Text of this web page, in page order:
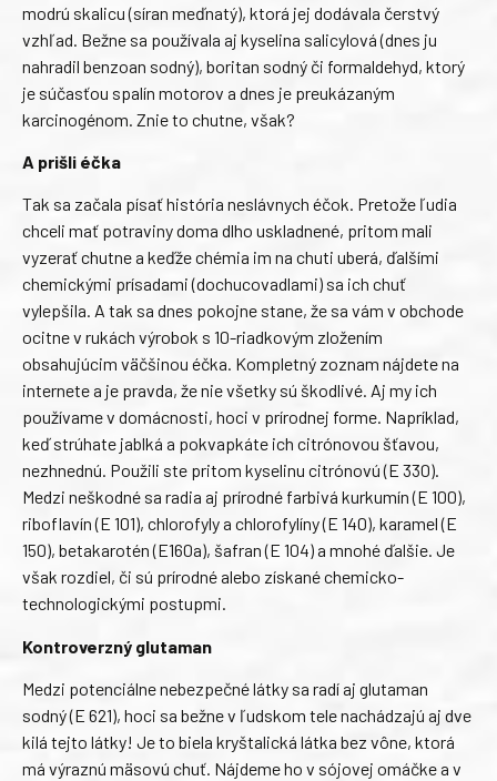
modrú skalicu (síran meďnatý), ktorá jej dodávala čerstvý
vzhľad. Bežne sa používala aj kyselina salicylová (dnes ju
nahradil benzoan sodný), boritan sodný či formaldehyd, ktorý
je súčasťou spalín motorov a dnes je preukázaným
karcinogénom. Znie to chutne, však?
A prišli éčka
Tak sa začala písať história neslávnych éčok. Pretože ľudia
chceli mať potraviny doma dlho uskladnené, pritom mali
vyzerať chutne a keďže chémia im na chuti uberá, ďalšími
chemickými prísadami (dochucovadlami) sa ich chuť
vylepšila. A tak sa dnes pokojne stane, že sa vám v obchode
ocitne v rukách výrobok s 10-riadkovým zložením
obsahujúcim väčšinou éčka. Kompletný zoznam nájdete na
internete a je pravda, že nie všetky sú škodlivé. Aj my ich
používame v domácnosti, hoci v prírodnej forme. Napríklad,
keď strúhate jablká a pokvapkáte ich citrónovou šťavou,
nezhnednú. Použili ste pritom kyselinu citrónovú (E 330).
Medzi neškodné sa radia aj prírodné farbivá kurkumín (E 100),
riboflavín (E 101), chlorofyly a chlorofylíny (E 140), karamel (E
150), betakarotén (E160a), šafran (E 104) a mnohé ďalšie. Je
však rozdiel, či sú prírodné alebo získané chemicko-
technologickými postupmi.
Kontroverzný glutaman
Medzi potenciálne nebezpečné látky sa radí aj glutaman
sodný (E 621), hoci sa bežne v ľudskom tele nachádzajú aj dve
kilá tejto látky! Je to biela kryštalická látka bez vône, ktorá
má výraznú mäsovú chuť. Nájdeme ho v sójovej omáčke a v